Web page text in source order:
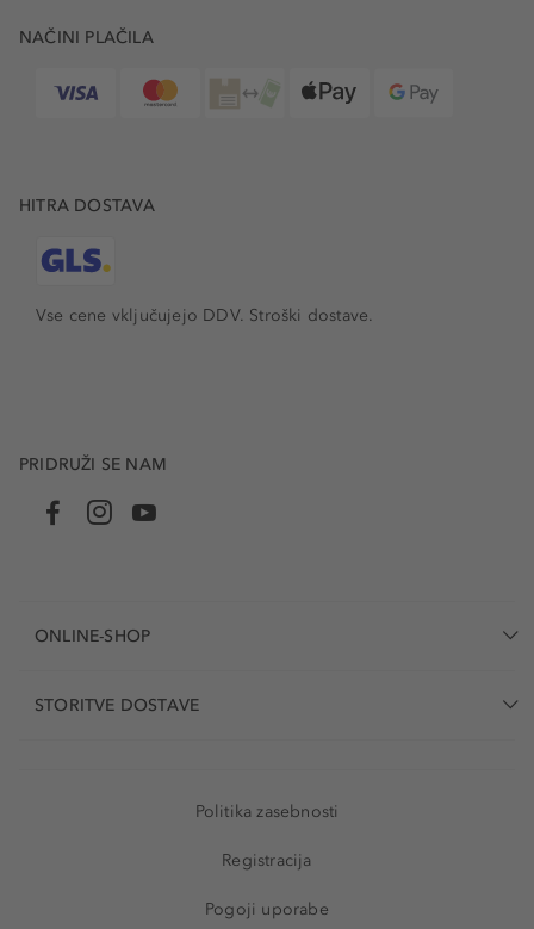
NAČINI PLAČILA
HITRA DOSTAVA
Vse cene vključujejo DDV. Stroški dostave.
PRIDRUŽI SE NAM
ONLINE-SHOP
STORITVE DOSTAVE
Politika zasebnosti
Registracija
Pogoji uporabe